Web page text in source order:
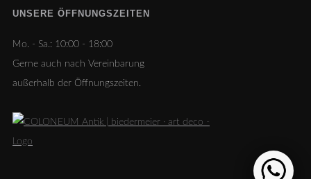
UNSERE ÖFFNUNGSZEITEN
Mo. - Sa.: 10:00 - 18:00
Gerne auch nach Vereinbarung
außerhalb der Öffnungszeiten.